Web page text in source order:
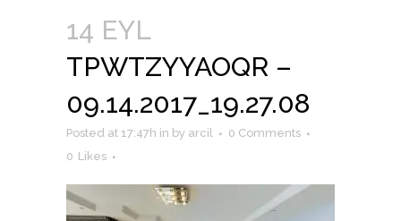
14 EYL
TPWTZYYAOQR –
09.14.2017_19.27.08
Posted at 17:47h in by arcil
0 Comments
0 Likes